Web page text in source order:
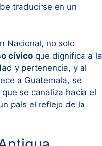
traducirse en un
Nacional, no solo
cívico que dignifica a la
y pertenencia, y al
a Guatemala, se
se canaliza hacia el
país el reflejo de la